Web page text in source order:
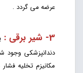
عرضه می گردد .
3- شیر برقی :
دندانپزشکی وجود
مکانیزم تخلیه